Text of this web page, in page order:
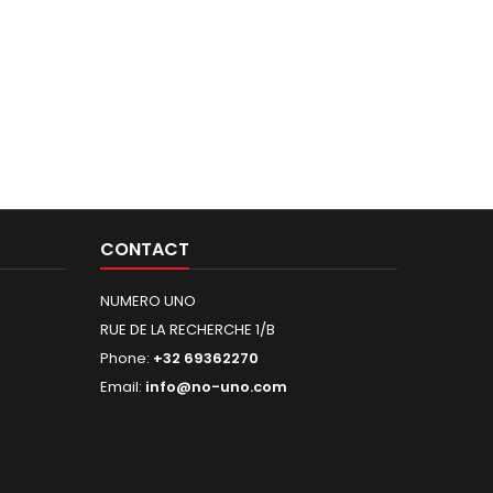
CONTACT
NUMERO UNO
RUE DE LA RECHERCHE 1/B
Phone: +32 69362270
Email: info@no-uno.com